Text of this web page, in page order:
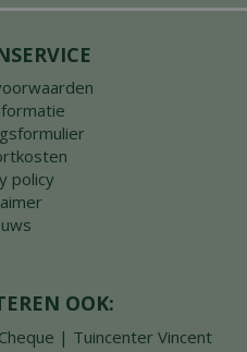
policy
OOK: